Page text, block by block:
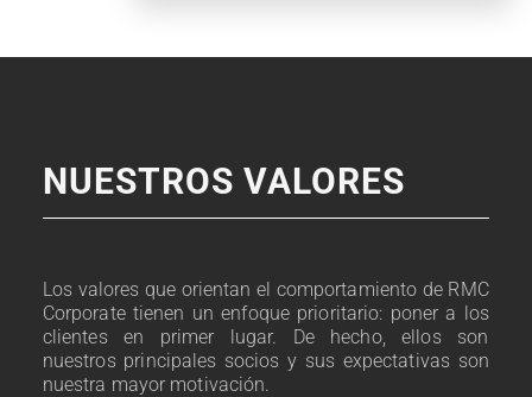
NUESTROS VALORES
Los valores que orientan el comportamiento de RMC
Corporate tienen un enfoque prioritario: poner a los
clientes en primer lugar. De hecho, ellos son
nuestros principales socios y sus expectativas son
nuestra mayor motivación.